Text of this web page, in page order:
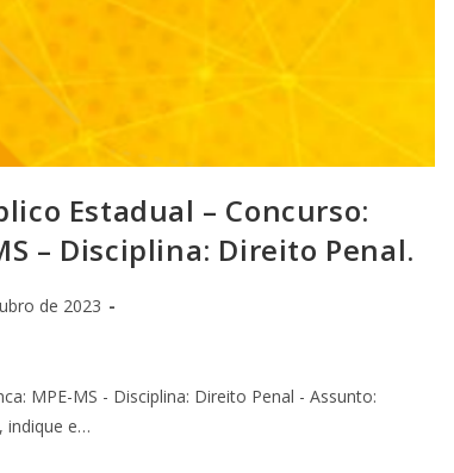
Estadual – Concurso:
– Disciplina: Direito Penal.
de 2023
MPE-MS - Disciplina: Direito Penal - Assunto:
indique e…